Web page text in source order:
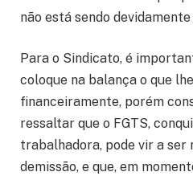
não está sendo devidamente
Para o Sindicato, é
coloque na balança o que
financeiramente, porém
ressaltar que o FGTS,
trabalhadora, pode vir a ser
demissão, e que, em